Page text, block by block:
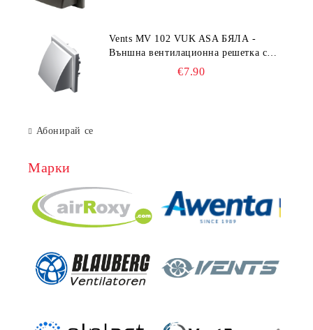
Vents MV 102 VUK ASA БЯЛА -
Външна вентилационна решетка с
гравитачна клапа Ø 100, Ø 125,
€7.90
Абонирай се
Марки